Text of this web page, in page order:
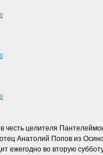
честь целителя
Анатолий Попов из
ежегодно во вторую